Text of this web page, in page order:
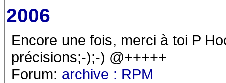
2006
Encore une fois, merci à toi P
précisions;-);-) @+++++
Forum: archive : RPM